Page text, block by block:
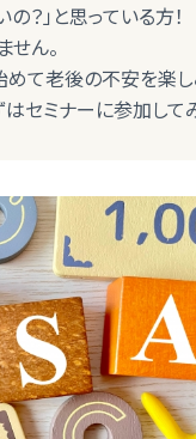
？」と思っている方！
ん。
て老後の不安を楽し
はセミナーに参加して